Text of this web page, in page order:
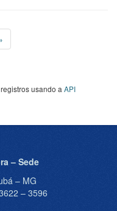
usando a API
– Sede
– MG
– 3596